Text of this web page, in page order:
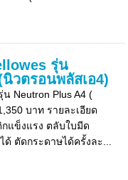
รุ่น
วตรอนพลัสเอ4)
Neutron Plus A4 (
บาท รายละเอียด
แข็งแรง ตลับใบมีด
ตัดกระดาษได้ครั้งละ...